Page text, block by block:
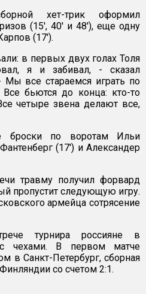
хет-трик оформил
(15', 40' и 48'), еще одну
(17').
в первых двух голах Толя
я и забивал, - сказал
Мы все стараемся играть по
бьются до конца: кто-то
четыре звена делают все,
броски по воротам Ильи
(17') и Александер
травму получил форвард
пропустит следующую игру.
армейца сотрясение
турнира россияне в
чехами. В первом матче
в Санкт-Петербург, сборная
со счетом 2:1.